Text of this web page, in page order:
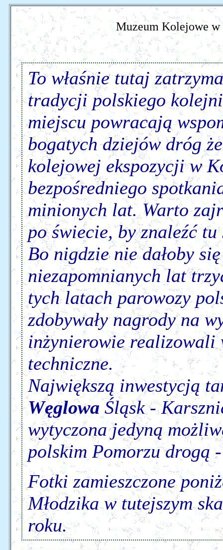
Muzeum Kolejowe
To właśnie tutaj
tradycji polskiego
miejscu powracają
bogatych dziejów dróg
kolejowej ekspozycji w
bezpośredniego
minionych lat. Warto
po świecie, by znaleźć
Bo nigdzie nie dałoby
niezapomnianych lat
tych latach parowozy
zdobywały nagrody na
inżynierowie realizowali
techniczne.
Największą inwestycją
WęglowaŚląsk -
wytyczona jedyną
polskim Pomorzu drogą
Fotki zamieszczone
Młodzika w tutejszym
roku.